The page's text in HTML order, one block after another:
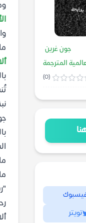
جون غرين
المترجمة
(0)
تويتر